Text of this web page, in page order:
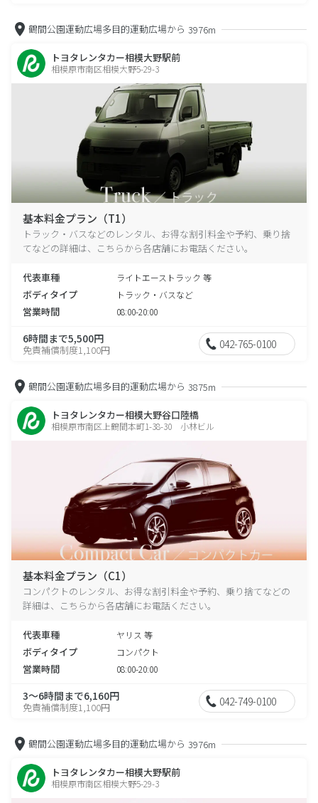
鶴間公園運動広場多目的運動広場から 3976m
トヨタレンタカー相模大野駅前
相模原市南区相模大野5-29-3
基本料金プラン（T1）
トラック・バスなどのレンタル、お得な割引料金や予約、乗り捨
てなどの詳細は、こちらから各店舗にお電話ください。
代表車種 ライトエーストラック 等
ボディタイプ トラック・バスなど
営業時間 08:00-20:00
6時間まで5,500円
免責補償制度1,100円 042-765-0100
鶴間公園運動広場多目的運動広場から 3875m
トヨタレンタカー相模大野谷口陸橋
相模原市南区上鶴間本町1-38-30 小林ビル
基本料金プラン（C1）
コンパクトのレンタル、お得な割引料金や予約、乗り捨てなどの
詳細は、こちらから各店舗にお電話ください。
代表車種 ヤリス 等
ボディタイプ コンパクト
営業時間 08:00-20:00
3～6時間まで6,160円
免責補償制度1,100円 042-749-0100
鶴間公園運動広場多目的運動広場から 3976m
トヨタレンタカー相模大野駅前
相模原市南区相模大野5-29-3